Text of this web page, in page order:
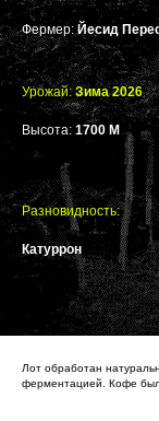
Фермер:Йесид
Урожай:Зима 2026
Высота: 1700 М
Разновидность:
Катуррон
Лот обработан
ферментацией. Кофе был